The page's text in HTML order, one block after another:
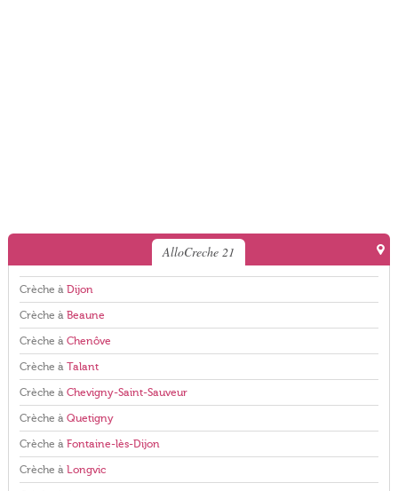
AlloCreche 21
Crèche à Dijon
Crèche à Beaune
Crèche à Chenôve
Crèche à Talant
Crèche à Chevigny-Saint-Sauveur
Crèche à Quetigny
Crèche à Fontaine-lès-Dijon
Crèche à Longvic